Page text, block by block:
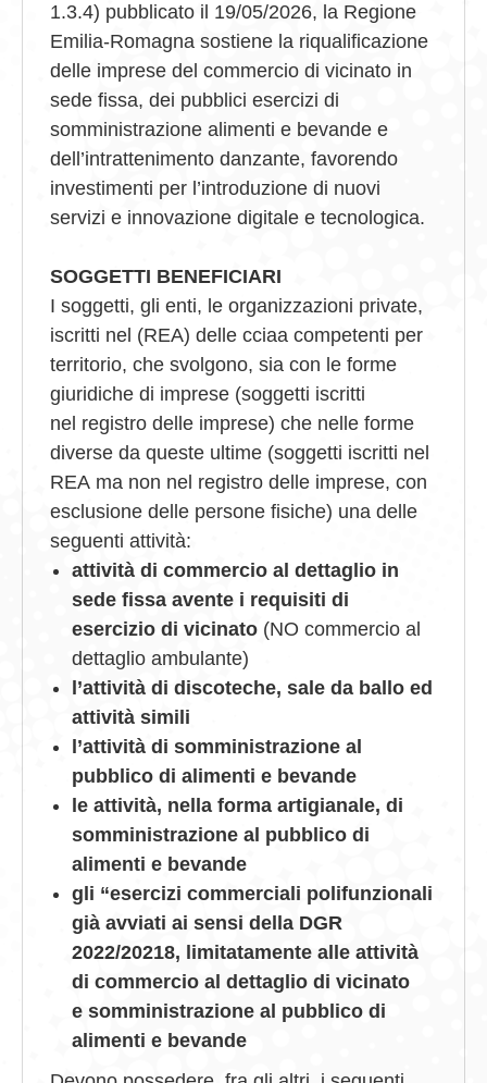
1.3.4) pubblicato il 19/05/2026, la Regione
Emilia-Romagna sostiene la riqualificazione
delle imprese del commercio di vicinato in
sede fissa, dei pubblici esercizi di
somministrazione alimenti e bevande e
dell’intrattenimento danzante, favorendo
investimenti per l’introduzione di nuovi
servizi e innovazione digitale e tecnologica.
SOGGETTI BENEFICIARI
I soggetti, gli enti, le organizzazioni private,
iscritti nel (REA) delle cciaa competenti per
territorio, che svolgono, sia con le forme
giuridiche di imprese (soggetti iscritti
nel registro delle imprese) che nelle forme
diverse da queste ultime (soggetti iscritti nel
REA ma non nel registro delle imprese, con
esclusione delle persone fisiche) una delle
seguenti attività:
attività di commercio al dettaglio in
sede fissa avente i requisiti di
esercizio di vicinato (NO commercio al
dettaglio ambulante)
l’attività di discoteche, sale da ballo ed
attività simili
l’attività di somministrazione al
pubblico di alimenti e bevande
le attività, nella forma artigianale, di
somministrazione al pubblico di
alimenti e bevande
gli “esercizi commerciali polifunzionali
già avviati ai sensi della DGR
2022/20218, limitatamente alle attività
di commercio al dettaglio di vicinato
e somministrazione al pubblico di
alimenti e bevande